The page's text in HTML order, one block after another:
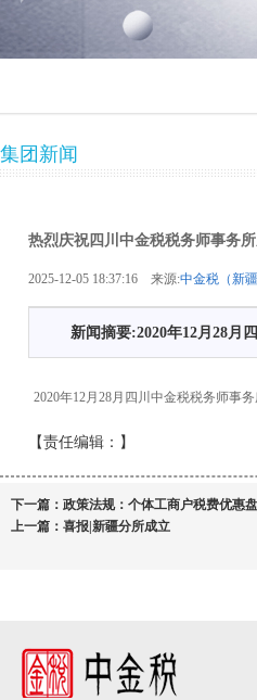
集团新闻
热烈庆祝四川中金税税务师事务
2025-12-05 18:37:16 来源:中金税（新
新闻摘要:2020年12月28月
2020年12月28月四川中金税税务师事
【责任编辑： 】
下一篇： 政策法规：个体工商户税费优惠
上一篇： 喜报|新疆分所成立